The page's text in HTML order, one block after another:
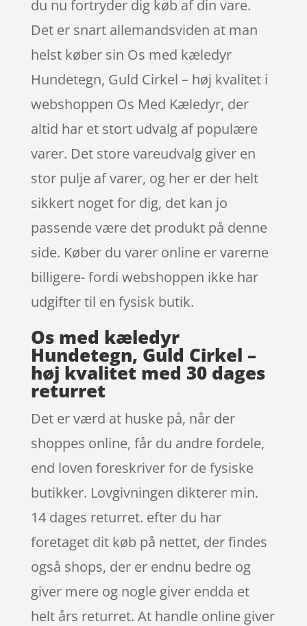
du nu fortryder dig køb af din vare.
Det er snart allemandsviden at man
helst køber sin Os med kæledyr
Hundetegn, Guld Cirkel – høj kvalitet i
webshoppen Os Med Kæledyr, der
altid har et stort udvalg af populære
varer. Det store vareudvalg giver en
stor pulje af varer, og her er der helt
sikkert noget for dig, det kan jo
passende være det produkt på denne
side. Køber du varer online er varerne
billigere- fordi webshoppen ikke har
udgifter til en fysisk butik.
Os med kæledyr
Hundetegn, Guld Cirkel –
høj kvalitet med 30 dages
returret
Det er værd at huske på, når der
shoppes online, får du andre fordele,
end loven foreskriver for de fysiske
butikker. Lovgivningen dikterer min.
14 dages returret. efter du har
foretaget dit køb på nettet, der findes
også shops, der er endnu bedre og
giver mere og nogle giver endda et
helt års returret. At handle online giver